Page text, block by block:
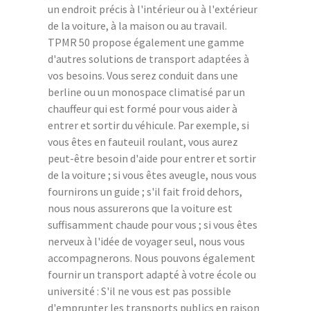
un endroit précis à l'intérieur ou à l'extérieur
de la voiture, à la maison ou au travail.
TPMR 50 propose également une gamme
d'autres solutions de transport adaptées à
vos besoins. Vous serez conduit dans une
berline ou un monospace climatisé par un
chauffeur qui est formé pour vous aider à
entrer et sortir du véhicule. Par exemple, si
vous êtes en fauteuil roulant, vous aurez
peut-être besoin d'aide pour entrer et sortir
de la voiture ; si vous êtes aveugle, nous vous
fournirons un guide ; s'il fait froid dehors,
nous nous assurerons que la voiture est
suffisamment chaude pour vous ; si vous êtes
nerveux à l'idée de voyager seul, nous vous
accompagnerons. Nous pouvons également
fournir un transport adapté à votre école ou
université : S'il ne vous est pas possible
d'emprunter les transports publics en raison